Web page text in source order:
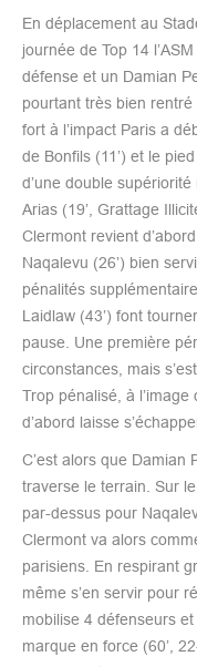
En déplacement au
journée de Top 14
défense et un Damian
pourtant très bien
fort à l’impact Paris a
de Bonfils (11’) et le
d’une double
Arias (19’, Grattage
Clermont revient
Naqalevu (26’) bien
pénalités
Laidlaw (43’) font
pause. Une première
circonstances, mais
Trop pénalisé, à
d’abord laisse
C’est alors que Damian
traverse le terrain. Sur
par-dessus pour
Clermont va alors
parisiens. En respirant
même s’en servir pour
mobilise 4 défenseurs
marque en force (60’,